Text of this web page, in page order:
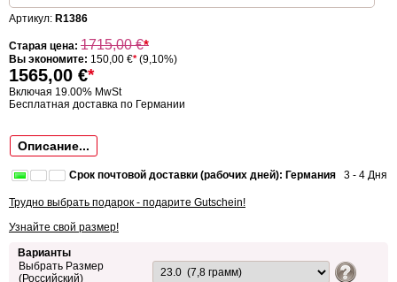
Артикул: R1386
Старая цена: 1715,00€*
Вы экономите: 150,00 €*(9,10%)
1565,00 €*
Включая 19.00% MwSt
Бесплатная доставка по Германии
Описание...
Срок почтовой доставки (рабочих дней): Германия 3 - 4 Дня
Трудно выбрать подарок - подарите Gutschein!
Узнайте свой размер!
Варианты
Выбрать Размер
(Российский)